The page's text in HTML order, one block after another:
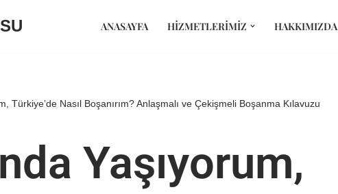
ANASAYFA HIZMETLERIMIZ HAKKIMIZDA
Türkiye’de Nasıl Boşanırım? Anlaşmalı ve Çekişmeli Boşanma Kılavuzu
Yaşıyorum,